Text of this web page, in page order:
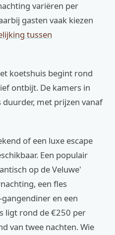
variëren per
gasten vaak kiezen
tussen
koetshuis begint rond
ontbijt. De kamers in
met prijzen vanaf
of een luxe escape
Een populair
op de Veluwe'
een fles
en een
ligt rond de €250 per
van twee nachten. Wie